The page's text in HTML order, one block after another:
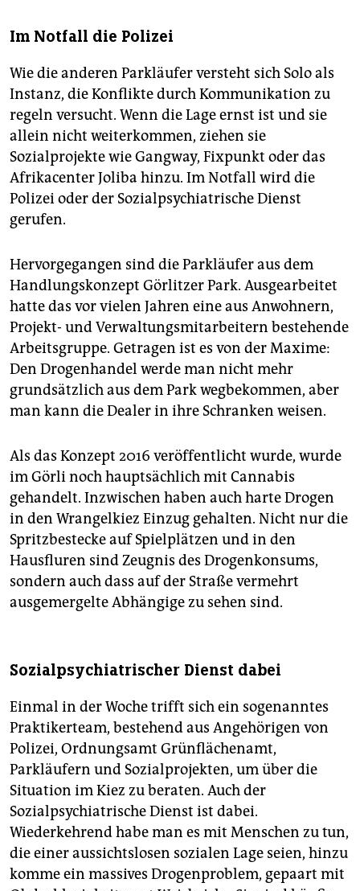
Im Notfall die Polizei
Wie die anderen Parkläufer versteht sich Solo als
Instanz, die Konflikte durch Kommunikation zu
regeln versucht. Wenn die Lage ernst ist und sie
allein nicht weiterkommen, ziehen sie
Sozialprojekte wie Gangway, Fixpunkt oder das
Afrikacenter Joliba hinzu. Im Notfall wird die
Polizei oder der Sozialpsychiatrische Dienst
gerufen.
Hervorgegangen sind die Parkläufer aus dem
Handlungskonzept Görlitzer Park. Ausgearbeitet
hatte das vor vielen Jahren eine aus Anwohnern,
Projekt- und Verwaltungsmitarbeitern bestehende
Arbeitsgruppe. Getragen ist es von der Maxime:
Den Drogenhandel werde man nicht mehr
grundsätzlich aus dem Park wegbekommen, aber
man kann die Dealer in ihre Schranken weisen.
Als das Konzept 2016 veröffentlicht wurde, wurde
im Görli noch hauptsächlich mit Cannabis
gehandelt. Inzwischen haben auch harte Drogen
in den Wrangelkiez Einzug gehalten. Nicht nur die
Spritzbestecke auf Spielplätzen und in den
Hausfluren sind Zeugnis des Drogenkonsums,
sondern auch dass auf der Straße vermehrt
ausgemergelte Abhängige zu sehen sind.
Sozialpsychiatrischer Dienst dabei
Einmal in der Woche trifft sich ein sogenanntes
Praktikerteam, bestehend aus Angehörigen von
Polizei, Ordnungsamt Grünflächenamt,
Parkläufern und Sozialprojekten, um über die
Situation im Kiez zu beraten. Auch der
Sozialpsychiatrische Dienst ist dabei.
Wiederkehrend habe man es mit Menschen zu tun,
die einer aussichtslosen sozialen Lage seien, hinzu
komme ein massives Drogenproblem, gepaart mit